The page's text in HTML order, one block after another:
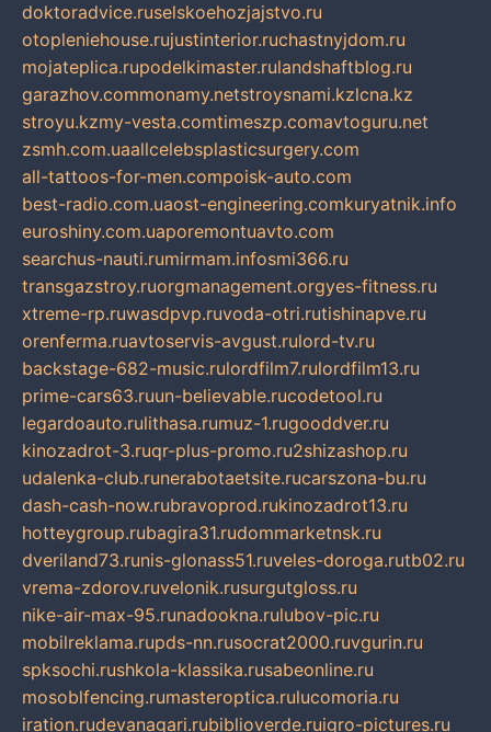
doktoradvice.ruselskoehozjajstvo.ru
otopleniehouse.rujustinterior.ruchastnyjdom.ru
mojateplica.rupodelkimaster.rulandshaftblog.ru
garazhov.commonamy.netstroysnami.kzlcna.kz
stroyu.kzmy-vesta.comtimeszp.comavtoguru.net
zsmh.com.uaallcelebsplasticsurgery.com
all-tattoos-for-men.compoisk-auto.com
best-radio.com.uaost-engineering.comkuryatnik.info
euroshiny.com.uaporemontuavto.com
searchus-nauti.rumirmam.infosmi366.ru
transgazstroy.ruorgmanagement.orgyes-fitness.ru
xtreme-rp.ruwasdpvp.ruvoda-otri.rutishinapve.ru
orenferma.ruavtoservis-avgust.rulord-tv.ru
backstage-682-music.rulordfilm7.rulordfilm13.ru
prime-cars63.ruun-believable.rucodetool.ru
legardoauto.rulithasa.rumuz-1.rugooddver.ru
kinozadrot-3.ruqr-plus-promo.ru2shizashop.ru
udalenka-club.runerabotaetsite.rucarszona-bu.ru
dash-cash-now.rubravoprod.rukinozadrot13.ru
hotteygroup.rubagira31.rudommarketnsk.ru
dveriland73.runis-glonass51.ruveles-doroga.rutb02.ru
vrema-zdorov.ruvelonik.rusurgutgloss.ru
nike-air-max-95.runadookna.rulubov-pic.ru
mobilreklama.rupds-nn.rusocrat2000.ruvgurin.ru
spksochi.rushkola-klassika.rusabeonline.ru
mosoblfencing.rumasteroptica.rulucomoria.ru
iration.rudevanagari.rubiblioverde.ruigro-pictures.ru